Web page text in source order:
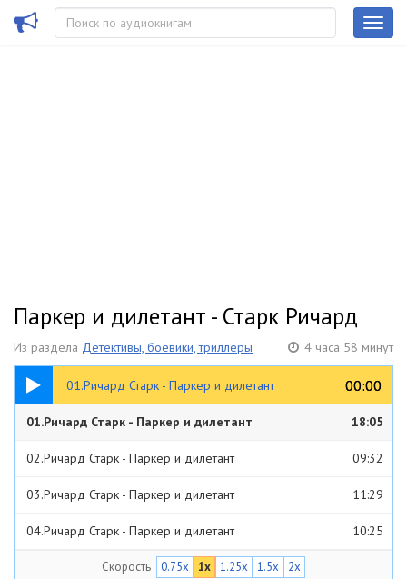
Паркер и дилетант - Старк Ричард
Из раздела Детективы, боевики, триллеры 4 часа 58 минут
01.Ричард Старк - Паркер и дилетант 00:00
00:00
18:05
01.Ричард Старк - Паркер и дилетант 18:05
02.Ричард Старк - Паркер и дилетант 09:32
03.Ричард Старк - Паркер и дилетант 11:29
04.Ричард Старк - Паркер и дилетант 10:25
05.Ричард Старк - Паркер и дилетант
Скорость 0.75x 1x 1.25x 1.5x 2x